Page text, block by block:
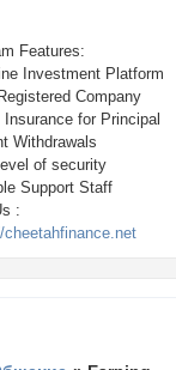
Features:
Investment Platform
Company
Insurance for Principal
Withdrawals
of security
Support Staff
:
cheetahfinance.net